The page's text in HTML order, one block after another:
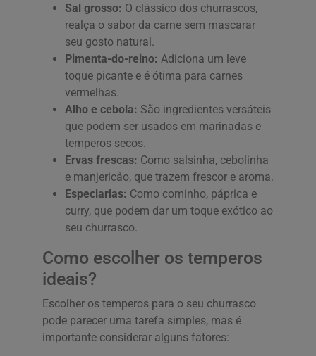
Sal grosso: O clássico dos churrascos,
realça o sabor da carne sem mascarar
seu gosto natural.
Pimenta-do-reino: Adiciona um leve
toque picante e é ótima para carnes
vermelhas.
Alho e cebola: São ingredientes versáteis
que podem ser usados em marinadas e
temperos secos.
Ervas frescas: Como salsinha, cebolinha
e manjericão, que trazem frescor e aroma.
Especiarias: Como cominho, páprica e
curry, que podem dar um toque exótico ao
seu churrasco.
Como escolher os temperos
ideais?
Escolher os temperos para o seu churrasco
pode parecer uma tarefa simples, mas é
importante considerar alguns fatores: